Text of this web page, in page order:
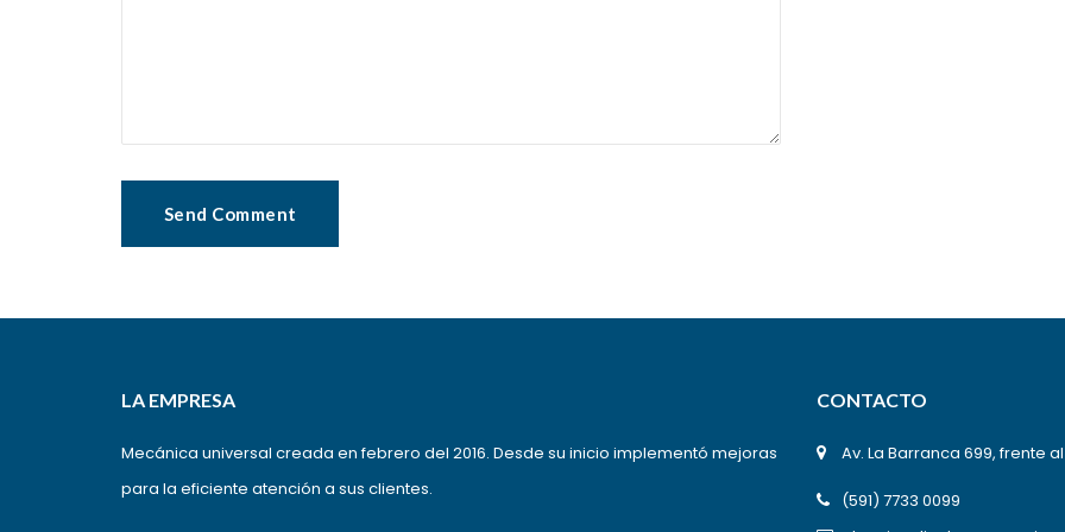
LA EMPRESA
Mecánica universal creada en febrero del 2016. Desde su inicio implementó mejoras
para la eficiente atención a sus clientes.
CONTACTO
Av. La Barranca 699, frente
(591) 7733 0099